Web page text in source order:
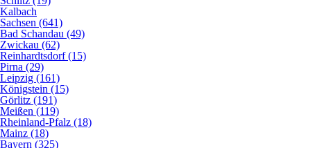
Kalbach
Sachsen (641)
Bad Schandau (49)
Zwickau (62)
Reinhardtsdorf (15)
Pirna (29)
Leipzig (161)
Königstein (15)
Görlitz (191)
Meißen (119)
Rheinland-Pfalz (18)
Mainz (18)
Bayern (325)